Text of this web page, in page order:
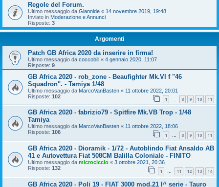
Regole del Forum.
Ultimo messaggio da Giannide « 14 novembre 2019, 19:48
Inviato in Moderazione e Annunci
Risposte: 3
Argomenti
Patch GB Africa 2020 da inserire in firma!
Ultimo messaggio da coccobill « 4 gennaio 2020, 11:07
Risposte: 9
GB Africa 2020 - rob_zone - Beaufighter Mk.VI f "46
Squadron". - Tamiya 1/48
Ultimo messaggio da MarcoVanBasten « 11 ottobre 2022, 20:01
Risposte: 102 1 8 9 10 11
GB Africa 2020 - fabrizio79 - Spitfire Mk.VB Trop - 1/48
Tamiya
Ultimo messaggio da MarcoVanBasten « 11 ottobre 2022, 18:06
Risposte: 106 1 … 8 9 10 11
GB Africa 2020 - Dioramik - 1/72 - Autoblindo Fiat Ansaldo AB
41 e Autovettura Fiat 508CM Balilla Coloniale - FINITO
Ultimo messaggio da microciccio « 3 ottobre 2021, 20:36
Risposte: 132 1 … 11 12 13 14
GB Africa 2020 - Poli 19 - FIAT 3000 mod.21 I^ serie - Tauro